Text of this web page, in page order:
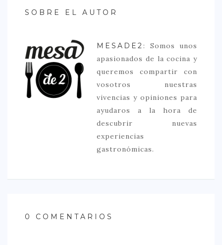
SOBRE EL AUTOR
MESADE2: Somos unos
apasionados de la cocina y
queremos compartir con
vosotros nuestras
vivencias y opiniones para
ayudaros a la hora de
descubrir nuevas
experiencias
gastronómicas.
0 COMENTARIOS